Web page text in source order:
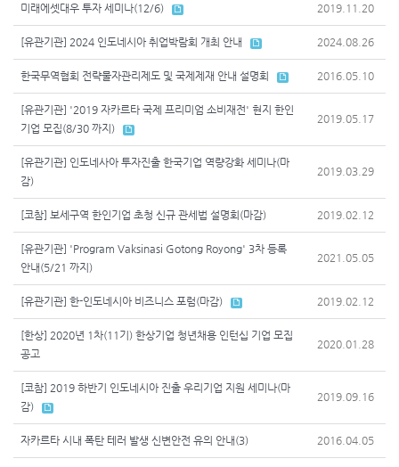
미래에셋대우 투자 세미나(12/6) 2019.11.20
[유관기관] 2024 인도네시아 취업박람회 개최 안내 2024.08.26
한국무역협회 전략물자관리제도 및 국제제재 안내 설명회 2016.05.10
[유관기관] '2019 자카르타 국제 프리미엄 소비재전' 현지 한인
기업 모집(8/30 까지)
2019.05.17
[유관기관] 인도네사아 투자진출 한국기업 역량강화 세미나(마
감)
2019.03.29
[코참] 보세구역 한인기업 초청 신규 관세법 설명회(마감) 2019.02.12
[유관기관] 'Program Vaksinasi Gotong Royong' 3차 등록
안내(5/21 까지)
2021.05.05
[유관기관] 한-인도네시아 비즈니스 포럼(마감) 2019.02.12
[한상] 2020년 1차(11기) 한상기업 청년채용 인턴십 기업 모집
공고
2020.01.28
[코참] 2019 하반기 인도네시아 진출 우리기업 지원 세미나(마
감)
2019.09.16
자카르타 시내 폭탄 테러 발생 신변안전 유의 안내(3) 2016.04.05